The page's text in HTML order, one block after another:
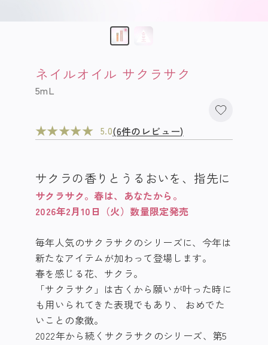
ネイルオイル サクラサク
5mL
5.0
★★★★★ (6件のレビュー)
サクラの香りとうるおいを、指先に
サクラサク。春は、あなたから。
2026年2月10日（火）数量限定発売
毎年人気のサクラサクのシリーズに、今年は
新たなアイテムが加わって登場します。
春を感じる花、サクラ。
「サクラサク」は古くから願いが叶った時に
も用いられてきた表現でもあり、 おめでた
いことの象徴。
2022年から続くサクラサクのシリーズ、第5